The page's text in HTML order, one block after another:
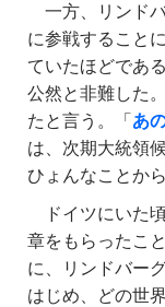
一方、リンド
に参戦すること
ていたほどであ
公然と非難した
たと言う。「 あ
は、次期大統領
ひょんなことから
ドイツにいた
章をもらったこ
に、リンドバー
はじめ、どの世